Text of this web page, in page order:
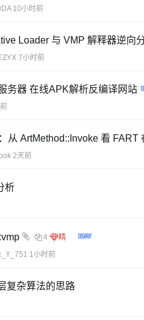
10小时前
Loader 与 VMP 解释器逆向
7小时前
务器 在线APK解析反编译网站
从 ArtMethod::Invoke 看
2天前
析
4
1小时前
复杂算法的思路